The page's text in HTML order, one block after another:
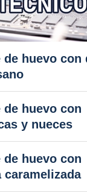
de huevo con
de huevo con
y nueces
de huevo con
caramelizada